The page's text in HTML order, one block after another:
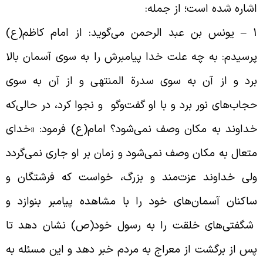
شده است؛ از جمله:
1 – یونس بن عبد الرحمن می‌‌گوید: از امام کاظم(ع)
به چه علت خدا پیامبرش را به سوى آسمان بالا
و از آن به سوى سدرة المنتهى و از آن به سوى
نور برد و با او گفت‌‌وگو و نجوا کرد، در حالی‌که
به مکان وصف نمی‌‌شود؟ امام(ع) فرمود: «خداى
به مکان وصف نمی‌‌شود و زمان بر او جارى نمی‌‌گردد
خداوند عزت‌مند و بزرگ، خواست که فرشتگان و
آسمان‌‌هاى خود را با مشاهده پیامبر بنوازد و
خلقت را به رسول خود(ص) نشان دهد تا
از برگشت از معراج به مردم خبر دهد و این مسئله به